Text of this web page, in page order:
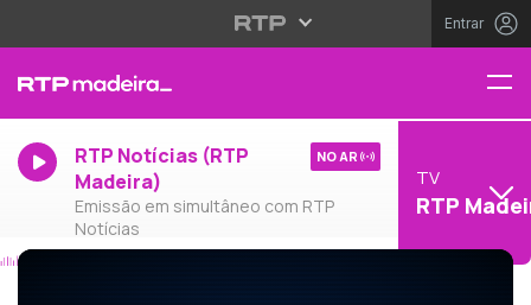
Entrar
RTP Notícias (RTP
Madeira)
Emissão em simultâneo com RTP
Notícias
NO AR
TV
RTP